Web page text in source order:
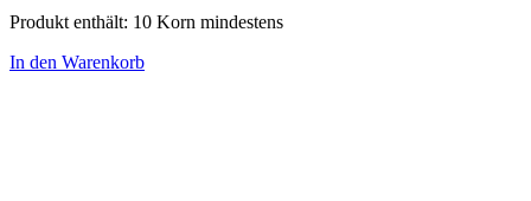
Produkt enthält: 10 Korn mindestens
In den Warenkorb